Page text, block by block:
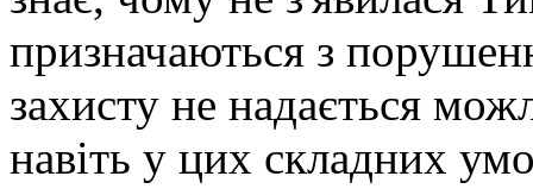
призначаються з
захисту не надається
навіть у цих складних